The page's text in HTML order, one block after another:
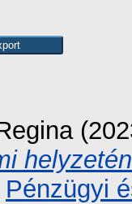
Pénzügyi